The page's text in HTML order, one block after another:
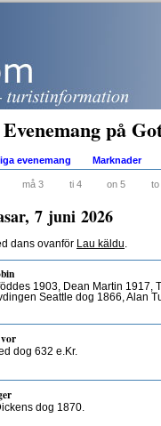
Evenemang på
evenemang Marknader
må 3 ti 4 on 5 to
7 juni 2026
dans ovanför Lau käldu
1903, Dean Martin 1917,
Seattle dog 1866, Alan
dog 632 e.Kr.
dog 1870.